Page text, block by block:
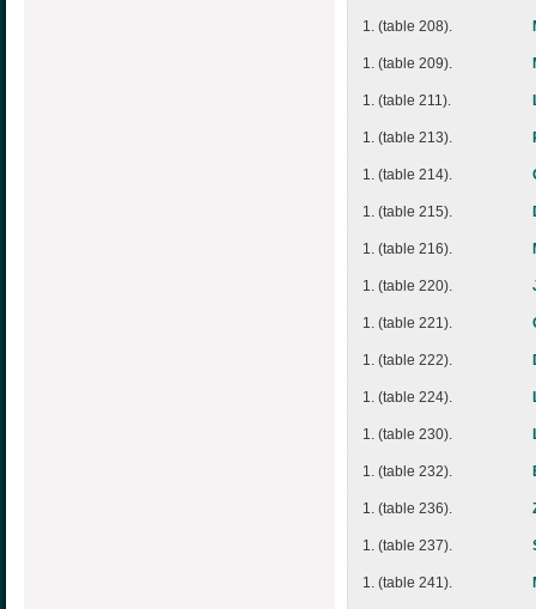
1. (table 208).
1. (table 209).
1. (table 211).
1. (table 213).
1. (table 214).
1. (table 215).
1. (table 216).
1. (table 220).
1. (table 221).
1. (table 222).
1. (table 224).
1. (table 230).
1. (table 232).
1. (table 236).
1. (table 237).
1. (table 241).